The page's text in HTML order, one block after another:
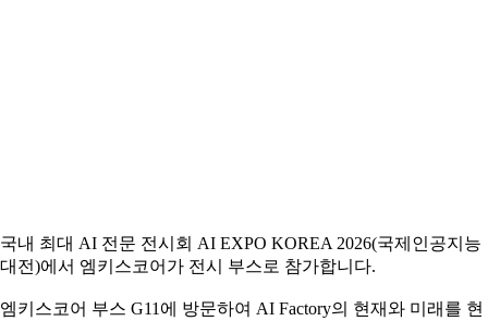
국내 최대 AI 전문 전시회 AI EXPO KOREA 2026(국제인공지능
대전)에서 엠키스코어가 전시 부스로 참가합니다.
엠키스코어 부스 G11에 방문하여 AI Factory의 현재와 미래를 현